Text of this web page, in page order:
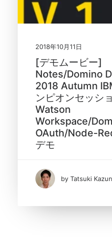
Notes/Domino 日本語
panagenda (1)
ニュース (2)
海外ソリューション
Search
10月 2018
2018年10月11日
[デモムービー]
Notes/Domino
2018 Autumn
ンピオンセッシ
Watson
Workspace/
OAuth/Node-
デモ
by Tatsuki